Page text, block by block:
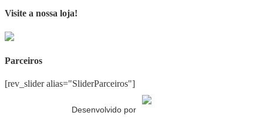
Visite a nossa loja!
Parceiros
[rev_slider alias="SliderParceiros"]
Desenvolvido por